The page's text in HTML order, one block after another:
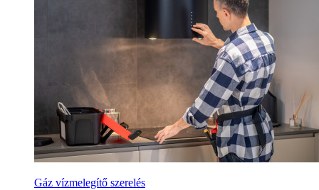
Gáz vízmelegítő szerelés